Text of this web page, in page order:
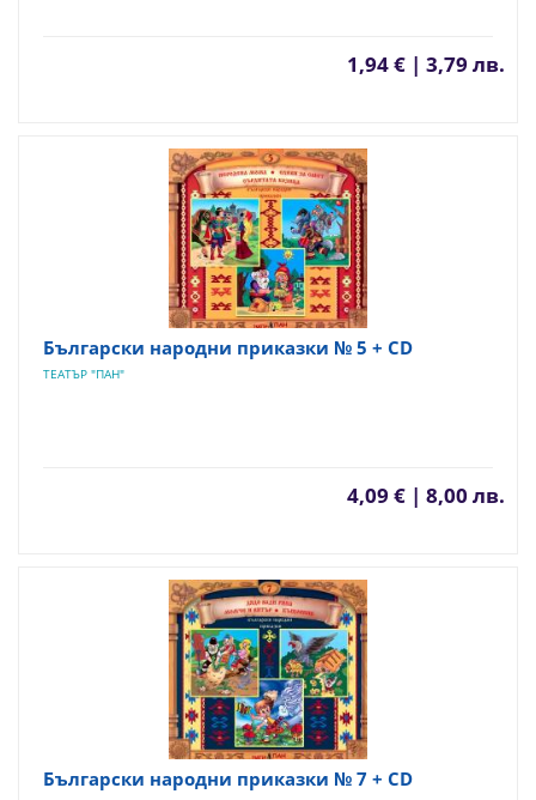
1,94 € | 3,79 лв.
Български народни приказки № 5 + CD
ТЕАТЪР "ПАН"
4,09 € | 8,00 лв.
Български народни приказки № 7 + CD